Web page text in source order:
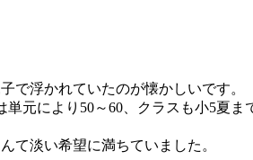
で浮かれていたのが懐かしいです。
元により50～60、クラスも小5夏ま
て淡い希望に満ちていました。